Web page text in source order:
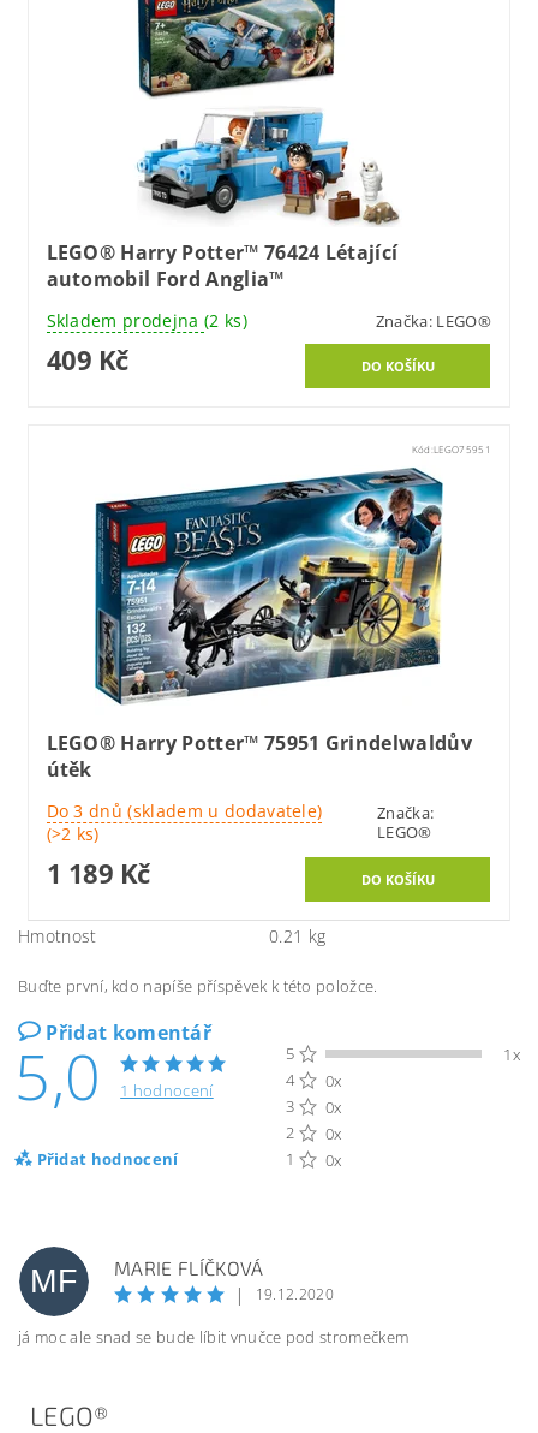
LEGO® Harry Potter™ 76424 Létající
automobil Ford Anglia™
Skladem prodejna (2 ks) Značka: LEGO®
409 Kč
Kód:LEGO75951
LEGO® Harry Potter™ 75951 Grindelwaldův
útěk
Do 3 dnů (skladem u dodavatele)
(>2 ks)
Značka:
LEGO®
1 189 Kč
Hmotnost 0.21 kg
Buďte první, kdo napíše příspěvek k této položce.
Přidat komentář
5,0 1 hodnocení
Přidat hodnocení
5
1x
4
0x
3
0x
2
0x
1
0x
MF MARIE FLÍČKOVÁ
| 19.12.2020
já moc ale snad se bude líbit vnučce pod stromečkem
LEGO®